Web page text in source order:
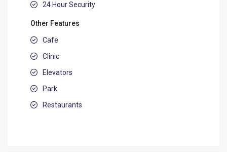
24 Hour Security
Other Features
Cafe
Clinic
Elevators
Park
Restaurants